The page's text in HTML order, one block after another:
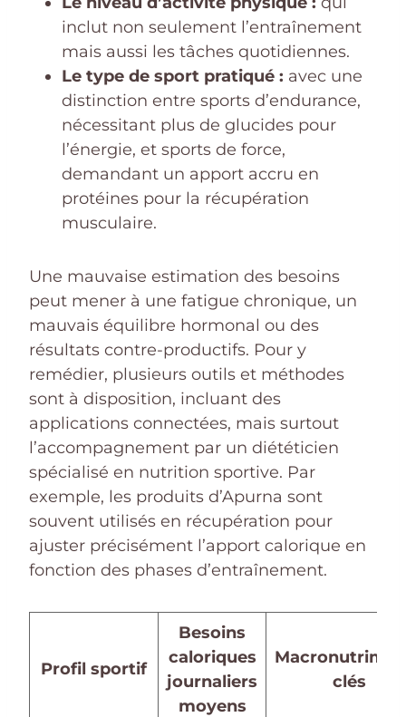
inclut non seulement l’entraînement
mais aussi les tâches quotidiennes.
Le type de sport pratiqué : avec une
distinction entre sports d’endurance,
nécessitant plus de glucides pour
l’énergie, et sports de force,
demandant un apport accru en
protéines pour la récupération
musculaire.
Une mauvaise estimation des besoins
peut mener à une fatigue chronique, un
mauvais équilibre hormonal ou des
résultats contre-productifs. Pour y
remédier, plusieurs outils et méthodes
sont à disposition, incluant des
applications connectées, mais surtout
l’accompagnement par un diététicien
spécialisé en nutrition sportive. Par
exemple, les produits d’Apurna sont
souvent utilisés en récupération pour
ajuster précisément l’apport calorique en
fonction des phases d’entraînement.
Profil sportif
Besoins
caloriques
journaliers
moyens
clés